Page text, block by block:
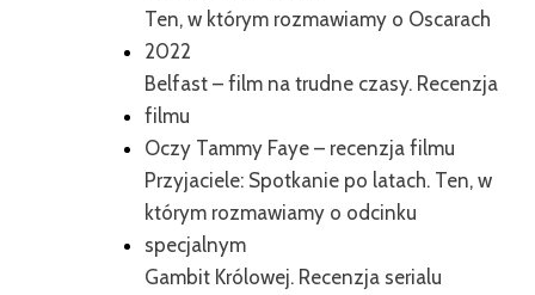
Ten, w którym rozmawiamy o Oscarach
2022
Belfast – film na trudne czasy. Recenzja
filmu
Oczy Tammy Faye – recenzja filmu
Przyjaciele: Spotkanie po latach. Ten, w
którym rozmawiamy o odcinku
specjalnym
Gambit Królowej. Recenzja serialu